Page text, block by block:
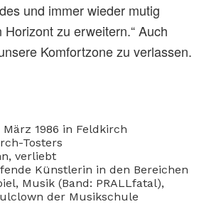
und immer wieder mutig
zu erweitern.“ Auch
Komfortzone zu verlassen.
März 1986 in Feldkirch
Tosters
verliebt
Künstlerin in den Bereichen
Musik (Band: PRALLfatal),
der Musikschule